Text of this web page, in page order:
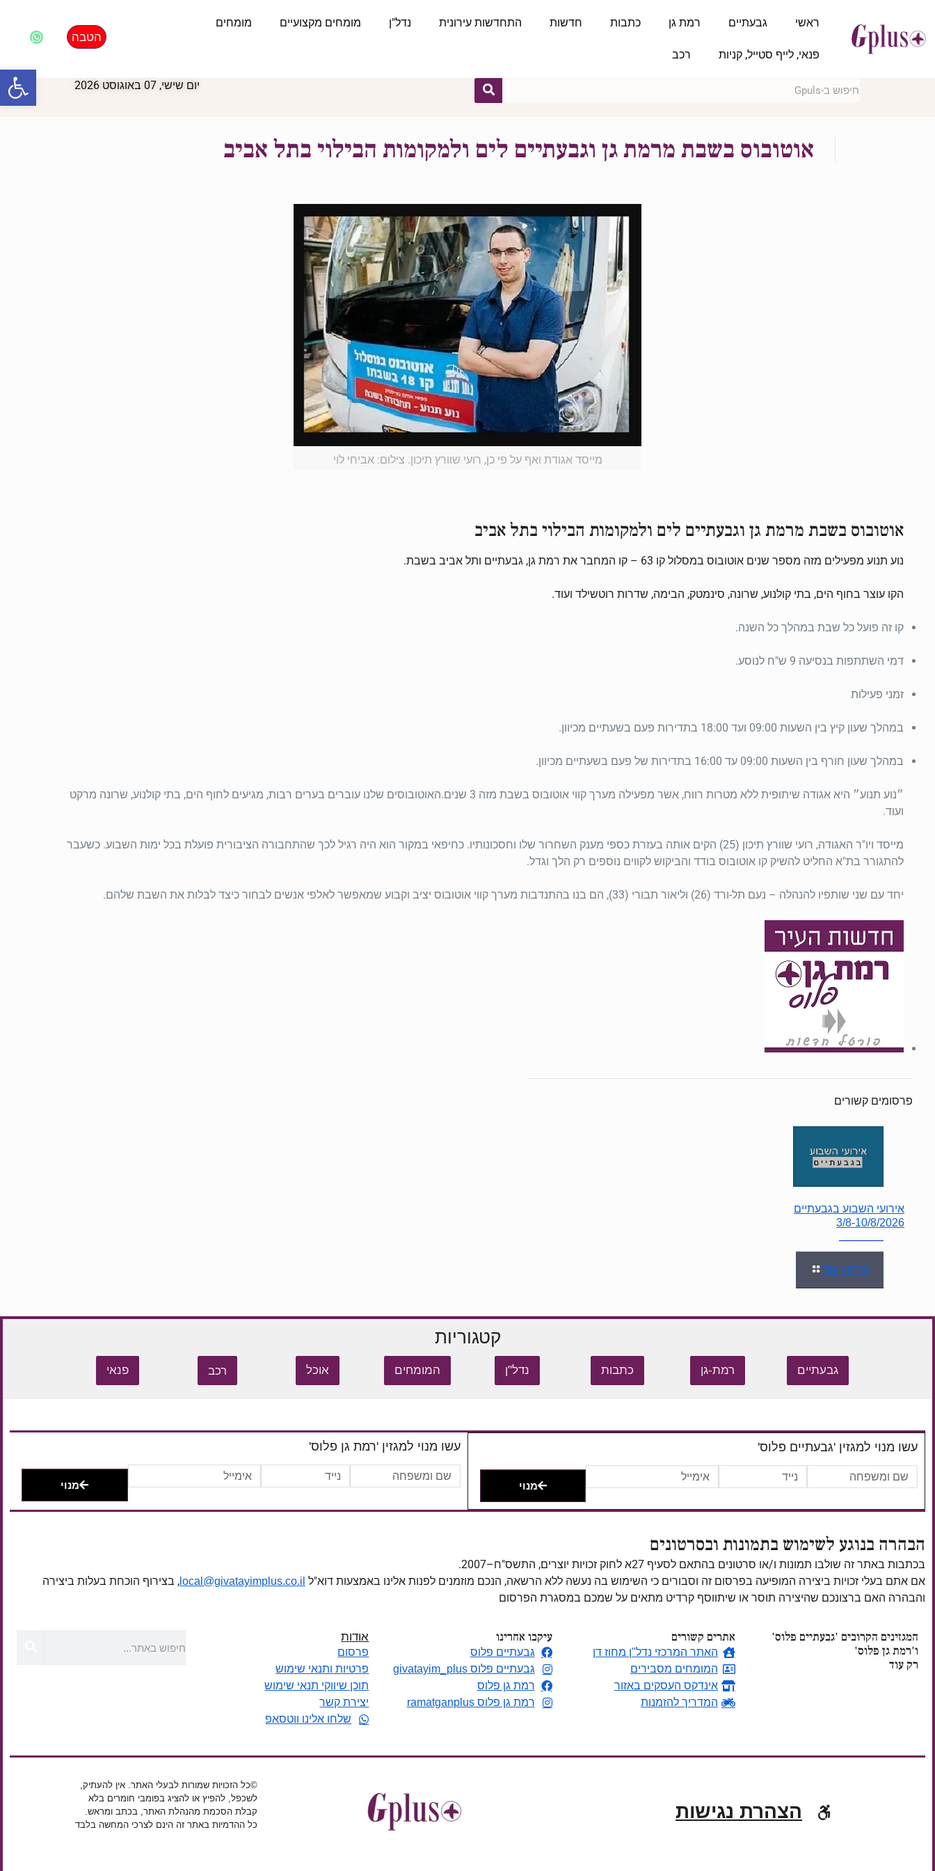
ראשי גבעתיים רמת גן כתבות חדשות התחדשות עירונית נדל"ן מומחים מקצועיים מומחים
פנאי, לייף סטייל, קניות רכב
הטבה
יום שישי, 07 באוגוסט 2026
אוטובוס בשבת מרמת גן וגבעתיים לים ולמקומות הבילוי בתל אביב
מייסד אגודת ואף על פי כן, רועי שוורץ תיכון. צילום: אביחי לוי
אוטובוס בשבת מרמת גן וגבעתיים לים ולמקומות הבילוי בתל אביב
נוע תנוע מפעילים מזה מספר שנים אוטובוס במסלול קו 63 – קו המחבר את רמת גן, גבעתיים ותל אביב בשבת.
הקו עוצר בחוף הים, בתי קולנוע, שרונה, סינמטק, הבימה, שדרות רוטשילד ועוד.
קו זה פועל כל שבת במהלך כל השנה.
דמי השתתפות בנסיעה 9 ש"ח לנוסע.
זמני פעילות
במהלך שעון קיץ בין השעות 09:00 ועד 18:00 בתדירות פעם בשעתיים מכיוון.
במהלך שעון חורף בין השעות 09:00 עד 16:00 בתדירות של פעם בשעתיים מכיוון.
״נוע תנוע״ היא אגודה שיתופית ללא מטרות רווח, אשר מפעילה מערך קווי אוטובוס בשבת מזה 3 שנים.האוטובוסים שלנו עוברים בערים רבות, מגיעים לחוף הים, בתי קולנוע, שרונה מרקט
ועוד.
מייסד ויו"ר האגודה, רועי שוורץ תיכון (25) הקים אותה בעזרת כספי מענק השחרור שלו וחסכונותיו. כחיפאי במקור הוא היה רגיל לכך שהתחבורה הציבורית פועלת בכל ימות השבוע. כשעבר
להתגורר בת"א החליט להשיק קו אוטובוס בודד והביקוש לקווים נוספים רק הלך וגדל.
יחד עם שני שותפיו להנהלה – נעם תל-ורד (26) וליאור תבורי (33), הם בנו בהתנדבות מערך קווי אוטובוס יציב וקבוע שמאפשר לאלפי אנשים לבחור כיצד לבלות את השבת שלהם.
פרסומים קשורים
אירועי השבוע בגבעתיים
3/8-10/8/2026
קראו עוד
קטגוריות
גבעתיים רמת-גן כתבות נדל"ן המומחים אוכל רכב פנאי
עשו מנוי למגזין 'גבעתיים פלוס'
מנוי
עשו מנוי למגזין 'רמת גן פלוס'
מנוי
הבהרה בנוגע לשימוש בתמונות ובסרטונים
בכתבות באתר זה שולבו תמונות ו/או סרטונים בהתאם לסעיף 27א לחוק זכויות יוצרים, התשס"ח–2007.
אם אתם בעלי זכויות ביצירה המופיעה בפרסום זה וסבורים כי השימוש בה נעשה ללא הרשאה, הנכם מוזמנים לפנות אלינו באמצעות דוא"ל local@givatayimplus.co.il , בצירוף הוכחת בעלות ביצירה
והבהרה האם ברצונכם שהיצירה תוסר או שיתווסף קרדיט מתאים על שמכם במסגרת הפרסום
המגזינים הקרובים 'גבעתיים פלוס'
ו'רמת גן פלוס'
רק עוד
אתרים קשורים
האתר המרכזי נדל"ן מחוז דן
המומחים מסבירים
אינדקס העסקים באזור
המדריך להזמנות
עיקבו אחרינו
גבעתיים פלוס
גבעתיים פלוס givatayim_plus
רמת גן פלוס
רמת גן פלוס ramatganplus
אודות
פרסום
פרטיות ותנאי שימוש
תוכן שיווקי תנאי שימוש
יצירת קשר
שלחו אלינו ווטסאפ
הצהרת נגישות
©כל הזכויות שמורות לבעלי האתר. אין להעתיק,
לשכפל, להפיץ או להציג בפומבי חומרים בלא
קבלת הסכמת מהנהלת האתר, בכתב ומראש.
כל ההדמיות באתר זה הינם לצרכי המחשה בלבד
פתח